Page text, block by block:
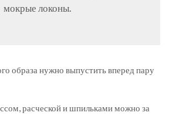
мокрые локоны.
образа нужно выпустить вперед пару
расческой и шпильками можно за